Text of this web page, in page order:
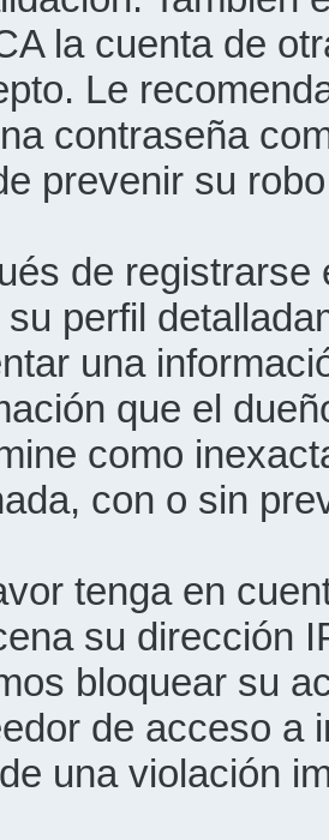
la cuenta de
Le
contraseña
prevenir su
de registrarse
su perfil
una
que el
como
con o sin
tenga en
su dirección
bloquear su
de acceso a
una violación